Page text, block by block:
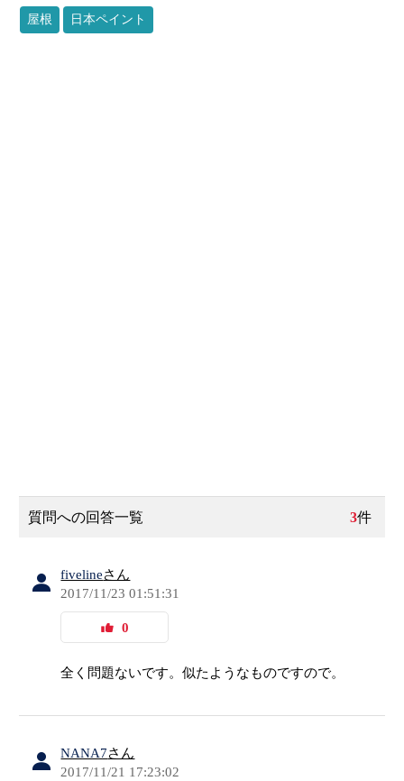
屋根 日本ペイント
質問への回答一覧 3件
fivelineさん
2017/11/23 01:51:31
0
全く問題ないです。似たようなものですので。
NANA7さん
2017/11/21 17:23:02